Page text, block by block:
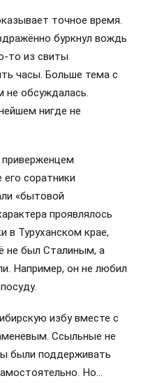
точное время.
буркнул вождь
то из свиты
часы. Больше тема с
не обсуждалась.
нигде не
соратники
«бытовой
проявлялось
в Туруханском крае,
не был Сталиным, а
Например, он не любил
избу вместе с
Ссыльные не
были поддерживать
Но…